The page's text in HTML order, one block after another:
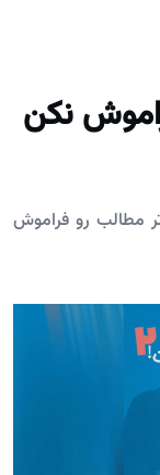
نکن
مطالب رو فراموش